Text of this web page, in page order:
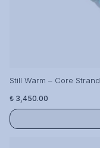
Still Warm – Core Strand
₺ 3,450.00